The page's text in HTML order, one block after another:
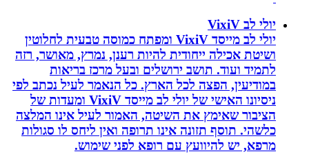
יולי לב VixiV
יולי לב מייסד VixiV ומפתח כמוסה טבעית לחלוטין
ושיטת אכילה ייחודית להיות רענן, נמרץ, מאושר, רזה
לתמיד ועוד. תושב ירושלים ובעל מרכז בריאות
במודיעין, הפצה לכל הארץ. כל הנאמר לעיל נכתב לפי
ניסיונו האישי של יולי לב מייסד VixiV ומעדות של
הציבור שאימץ את השיטה, האמור לעיל אינו המלצה
כלשהי. תוסף תזונה אינו תרופה ואין ליחס לו סגולות
מרפא, יש להיוועץ עם רופא לפני שימוש.